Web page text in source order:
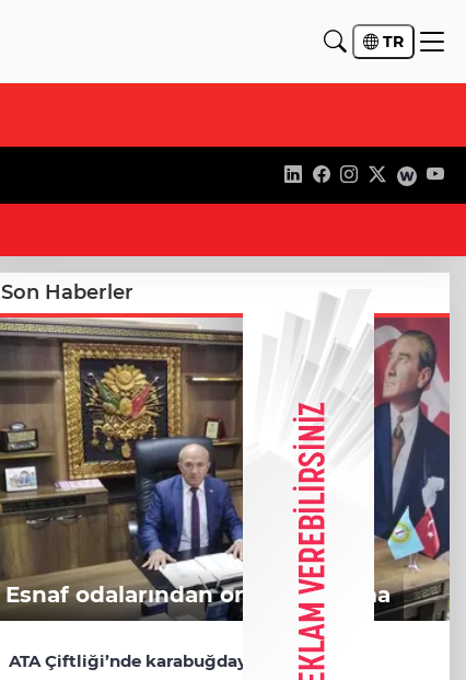
TR
Son Haberler
Esnaf odalarından ortak açıklama
ATA Çiftliği’nde karabuğday hasadı başladı